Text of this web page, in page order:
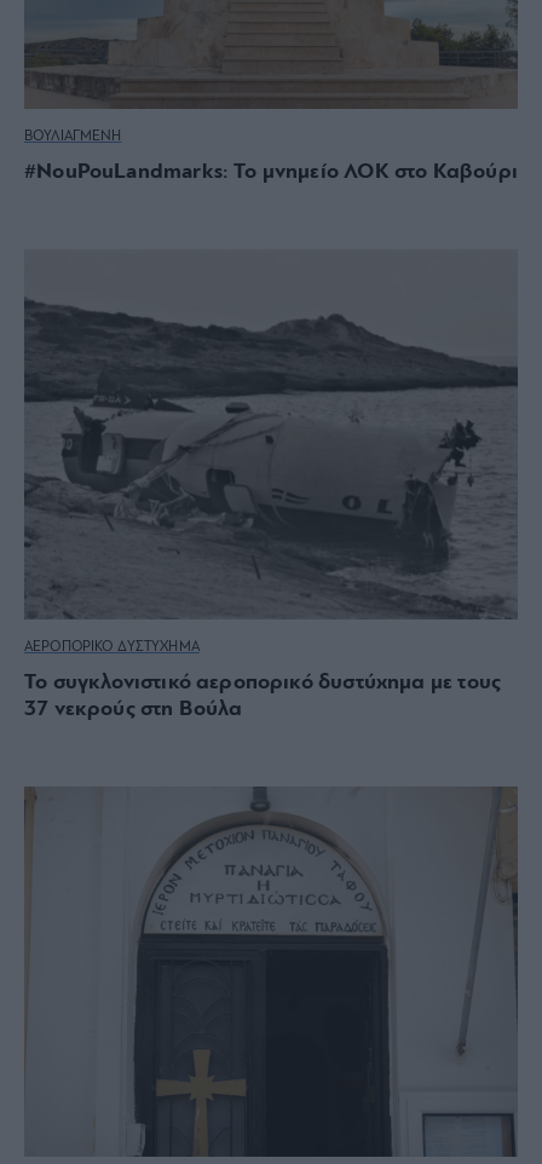
ΒΟΥΛΙΑΓΜΕΝΗ
#NouPouLandmarks: Το μνημείο ΛΟΚ στο Καβούρι
ΑΕΡΟΠΟΡΙΚΟ ΔΥΣΤΥΧΗΜΑ
Το συγκλονιστικό αεροπορικό δυστύχημα με τους
37 νεκρούς στη Βούλα